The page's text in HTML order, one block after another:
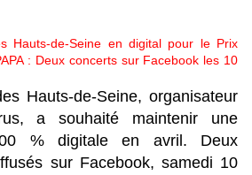
Hauts-de-Seine en digital pour le Prix
: Deux concerts sur Facebook les 10
Hauts-de-Seine, organisateur
a souhaité maintenir une
% digitale en avril. Deux
sur Facebook, samedi 10